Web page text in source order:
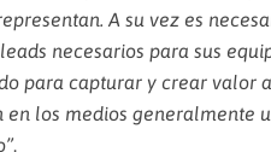
A su vez es
necesarios para sus
para capturar y crear valor
los medios generalmente
.